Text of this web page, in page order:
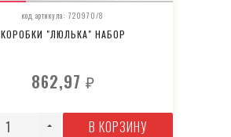
код артикула: 720970/8
КОРОБКИ "ЛЮЛЬКА" НАБОР
862,97 ₽
В КОРЗИНУ